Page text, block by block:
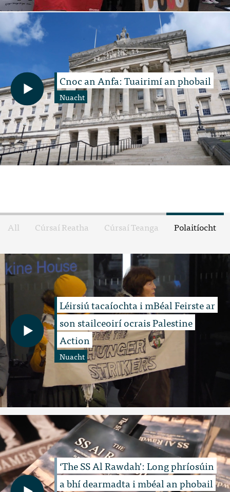
Cnoc an Anfa: Tuairimí an phobail
Nuacht
All Cúrsaí Reatha Cúrsaí Teanga Polaitíocht
Léirsiú tacaíochta i mBéal Feirste ar
son stailceoirí ocrais Palestine
Action
Nuacht
‘The SS Al Rawdah': Long phríosúin
a bhí dearmadta i mbéal an phobail